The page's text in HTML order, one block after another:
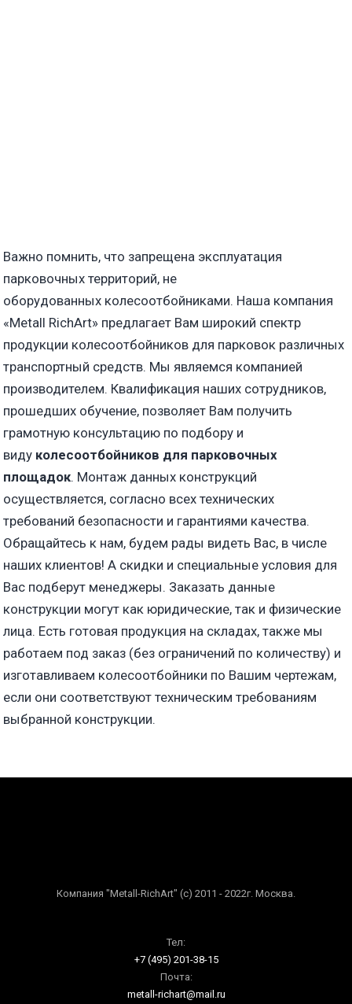
Важно помнить, что запрещена эксплуатация
парковочных территорий, не
оборудованных колесоотбойниками. Наша компания
«Metall RichArt» предлагает Вам широкий спектр
продукции колесоотбойников для парковок различных
транспортный средств. Мы являемся компанией
производителем. Квалификация наших сотрудников,
прошедших обучение, позволяет Вам получить
грамотную консультацию по подбору и
виду колесоотбойников для парковочных
площадок. Монтаж данных конструкций
осуществляется, согласно всех технических
требований безопасности и гарантиями качества.
Обращайтесь к нам, будем рады видеть Вас, в числе
наших клиентов! А скидки и специальные условия для
Вас подберут менеджеры. Заказать данные
конструкции могут как юридические, так и физические
лица. Есть готовая продукция на складах, также мы
работаем под заказ (без ограничений по количеству) и
изготавливаем колесоотбойники по Вашим чертежам,
если они соответствуют техническим требованиям
выбранной конструкции.
Компания "Metall-RichArt" (c) 2011 - 2022г. Москва.
Тел:
+7 (495) 201-38-15
Почта:
metall-richart@mail.ru